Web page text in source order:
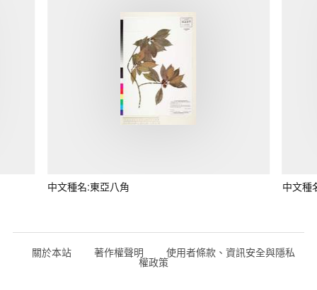
中文種名:東亞八角 中文種
關於本站 著作權聲明 使用者條款、資訊安全與隱私
權政策